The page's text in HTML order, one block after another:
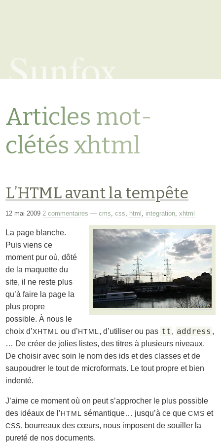
Sunfox
Articles mot-
clétés xhtml
L’HTML avant la tempête
12 mai 2009 2 commentaires —cms ,css html integration ,xhtml
La page blanche.
Puis viens ce
moment pur où, dôté
de la maquette du
site, il ne reste plus
qu’à faire la page la
plus propre
possible. À nous le
choix d’XHTML ou d’HTML , d’utiliser ou pas tt , address ,
… De créer de jolies listes, des titres à plusieurs niveaux.
De choisir avec soin le nom des ids et des classes et de
saupoudrer le tout de microformats. Le tout propre et bien
indenté.
J’aime ce moment où on peut s’approcher le plus possible
des idéaux de l’HTML sémantique… jusqu’à ce queCMS et
CSS, bourreaux des cœurs, nous imposent de souiller la
pureté de nos documents.